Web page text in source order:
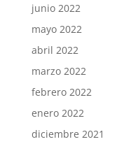
junio 2022
mayo 2022
abril 2022
marzo 2022
febrero 2022
enero 2022
diciembre 2021